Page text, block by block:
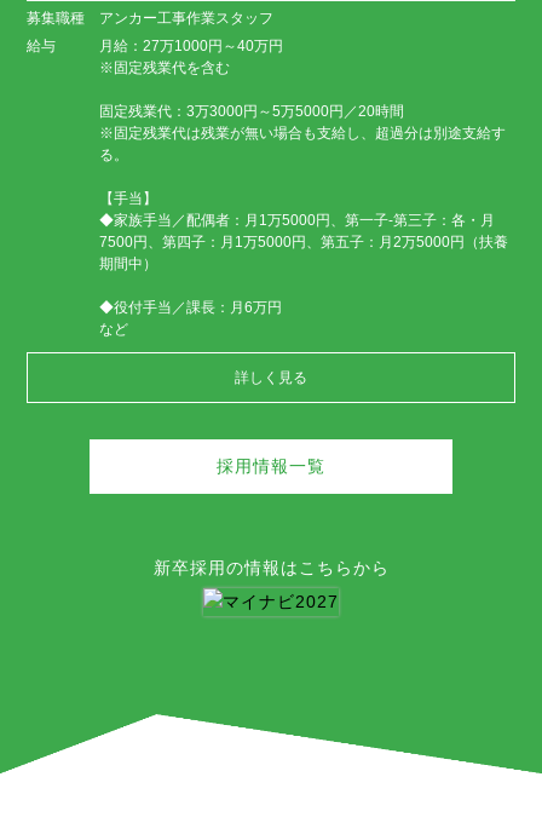
募集職種
アンカー工事作業スタッフ
給与
月給：27万1000円～40万円
※固定残業代を含む
固定残業代：3万3000円～5万5000円／20時間
※固定残業代は残業が無い場合も支給し、超過分は別途支給す
る。
【手当】
◆家族手当／配偶者：月1万5000円、第一子-第三子：各・月
7500円、第四子：月1万5000円、第五子：月2万5000円（扶養
期間中）
◆役付手当／課長：月6万円
など
詳しく見る
採用情報一覧
新卒採用の情報はこちらから